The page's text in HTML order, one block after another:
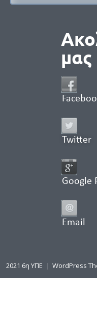
μας
Twitter
Google
Email
2021 6η ΥΠΕ | WordPress